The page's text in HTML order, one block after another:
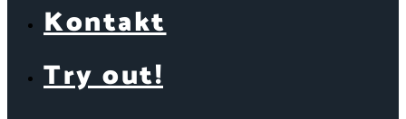
Kontakt
Try out!